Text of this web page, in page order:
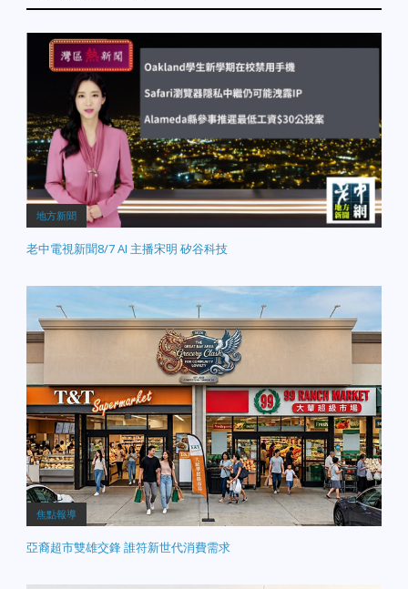
地方新聞
老中電視新聞8/7 AI 主播宋明 矽谷科技
焦點報導
亞裔超市雙雄交鋒 誰符新世代消費需求